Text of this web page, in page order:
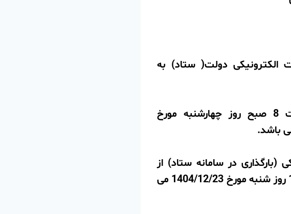
الکترونیکی دولت( ستاد) به
از ساعت 8 صبح روز چهارشنبه مورخ
در سامانه ستاد) از
ساعت 19 روز شنبه مورخ 1404/12/09 لغایت ساعت 14:00 روز شنبه مورخ 1404/12/23 می